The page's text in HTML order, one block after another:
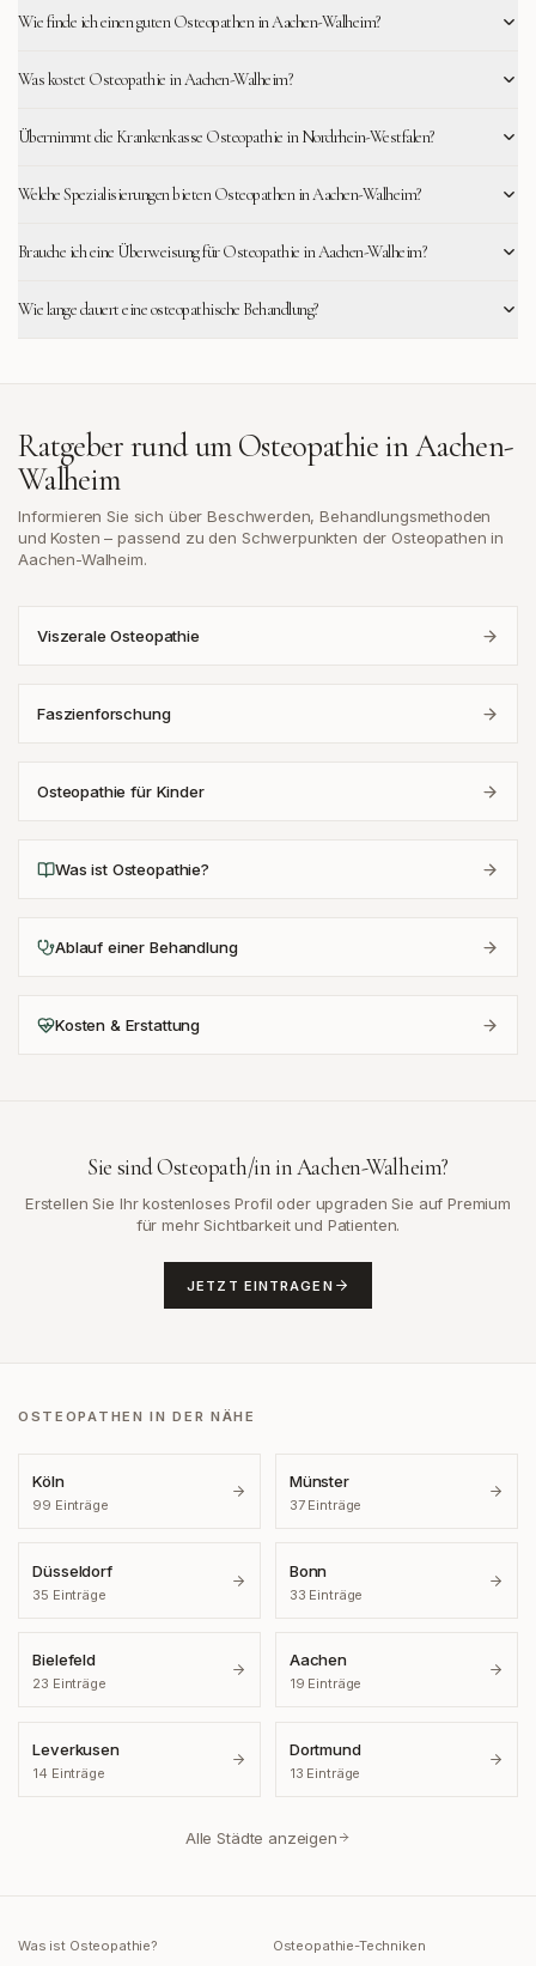
Wie finde ich einen guten Osteopathen in Aachen-Walheim?
Was kostet Osteopathie in Aachen-Walheim?
Übernimmt die Krankenkasse Osteopathie in Nordrhein-Westfalen?
Welche Spezialisierungen bieten Osteopathen in Aachen-Walheim?
Brauche ich eine Überweisung für Osteopathie in Aachen-Walheim?
Wie lange dauert eine osteopathische Behandlung?
Ratgeber rund um Osteopathie inAachen-
Walheim
Informieren Sie sich über Beschwerden, Behandlungsmethoden
und Kosten – passend zu den Schwerpunkten der Osteopathen in
Aachen-Walheim.
Viszerale Osteopathie
Faszienforschung
Osteopathie für Kinder
Was ist Osteopathie?
Ablauf einer Behandlung
Kosten & Erstattung
Sie sind Osteopath/in inAachen-Walheim?
Erstellen Sie Ihr kostenloses Profil oder upgraden Sie auf Premium
für mehr Sichtbarkeit und Patienten.
JETZT EINTRAGEN
OSTEOPATHEN IN DER NÄHE
Köln
99 Einträge
Münster
37Einträge
Düsseldorf
35 Einträge
Bonn
33 Einträge
Bielefeld
23 Einträge
Aachen
19 Einträge
Leverkusen
14 Einträge
Dortmund
13 Einträge
Alle Städte anzeigen
Was ist Osteopathie? Osteopathie-Techniken